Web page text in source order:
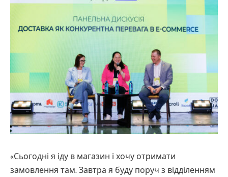
«Сьогодні я іду в магазин і хочу отримати
замовлення там. Завтра я буду поруч з відділенням